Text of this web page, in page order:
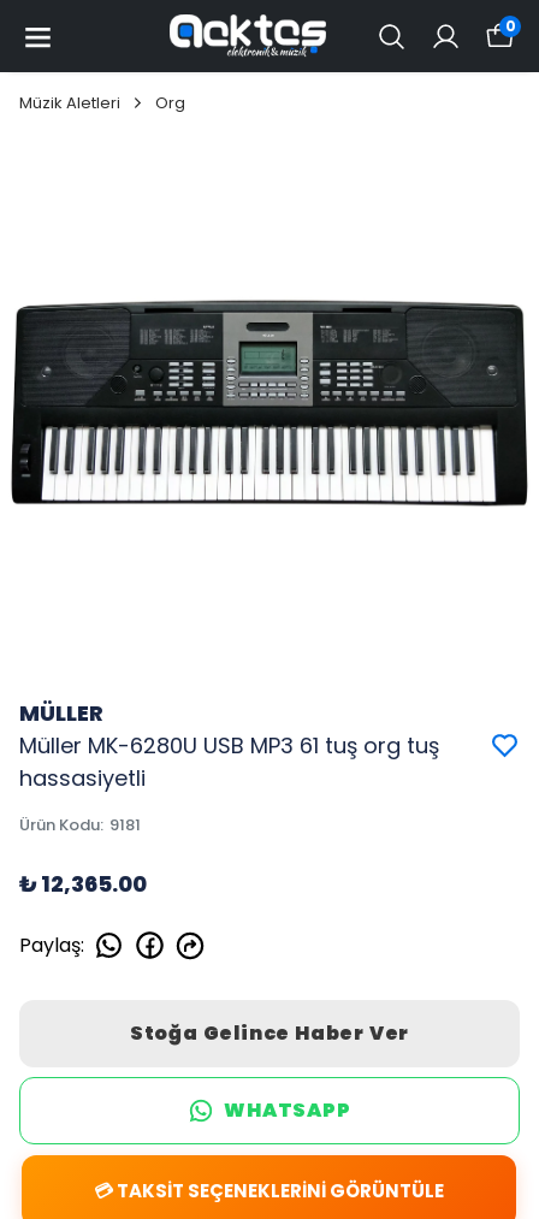
0
Müzik Aletleri Org
MÜLLER
Müller MK-6280U USB MP3 61 tuş org tuş
hassasiyetli
Ürün Kodu: 9181
₺ 12,365.00
Paylaş:
Stoğa Gelince Haber Ver
WHATSAPP
💳 TAKSİT SEÇENEKLERİNİ GÖRÜNTÜLE